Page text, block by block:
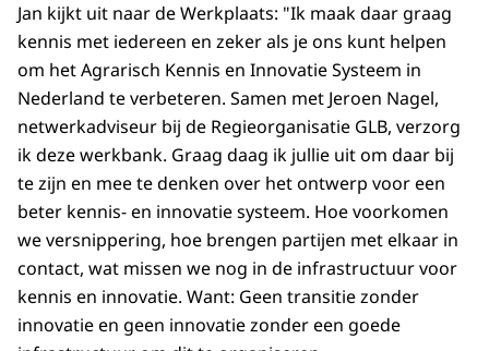
Jan kijkt uit naar de Werkplaats: "Ik maak daar graag
kennis met iedereen en zeker als je ons kunt helpen
om het Agrarisch Kennis en Innovatie Systeem in
Nederland te verbeteren. Samen met Jeroen Nagel,
netwerkadviseur bij de Regieorganisatie GLB, verzorg
ik deze werkbank. Graag daag ik jullie uit om daar bij
te zijn en mee te denken over het ontwerp voor een
beter kennis- en innovatie systeem. Hoe voorkomen
we versnippering, hoe brengen partijen met elkaar in
contact, wat missen we nog in de infrastructuur voor
kennis en innovatie. Want: Geen transitie zonder
innovatie en geen innovatie zonder een goede